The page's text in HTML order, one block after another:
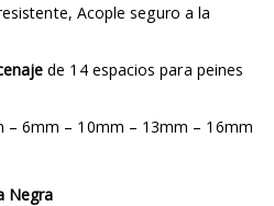
Acople seguro a la
de 14 espacios para peines
– 6mm – 10mm – 13mm – 16mm
Negra